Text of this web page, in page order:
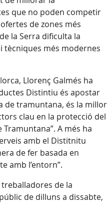
que no poden competir
de zones més
la Serra dificulta la
tècniques més modernes
Llorenç Galmés ha
Distintiu és apostar
de tramuntana, és la millor
clau en la protecció del
A més ha
amb el Distitnitu
de fer basada en
amb l’entorn”.
de la
de dilluns a dissabte,